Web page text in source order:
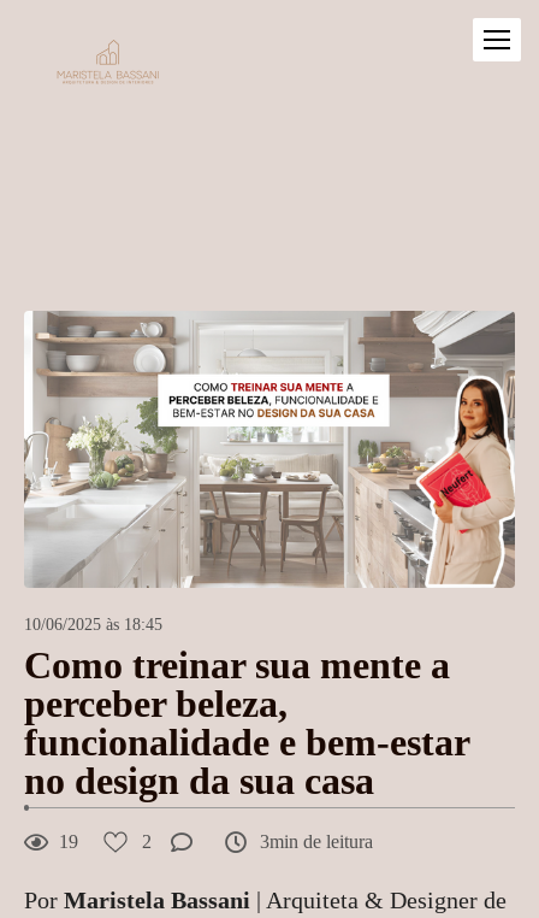
10/06/2025 às 18:45
Como treinar sua mente a
perceber beleza,
funcionalidade e bem-estar
no design da sua casa
19 2 3min de leitura
Por Maristela Bassani | Arquiteta & Designer de